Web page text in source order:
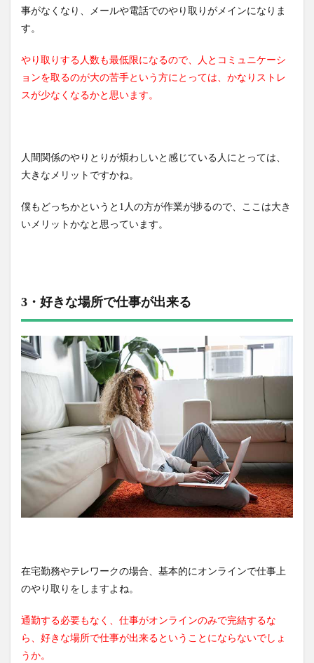
事がなくなり、メールや電話でのやり取りがメインになりま
す。
やり取りする人数も最低限になるので、人とコミュニケーシ
ョンを取るのが大の苦手という方にとっては、かなりストレ
スが少なくなるかと思います。
人間関係のやりとりが煩わしいと感じている人にとっては、
大きなメリットですかね。
僕もどっちかというと1人の方が作業が捗るので、ここは大き
いメリットかなと思っています。
3・好きな場所で仕事が出来る
在宅勤務やテレワークの場合、基本的にオンラインで仕事上
のやり取りをしますよね。
通勤する必要もなく、仕事がオンラインのみで完結するな
ら、好きな場所で仕事が出来るということにならないでしょ
うか。